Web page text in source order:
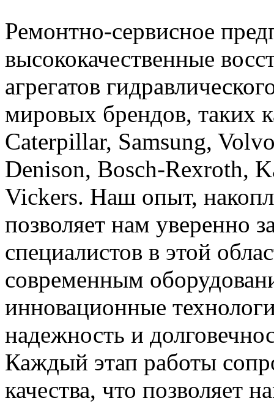
Ремонтно-сервисное
высококачественные
агрегатов
мировых брендов, таких
Caterpillar, Samsung,
Denison, Bosch-Rexroth,
Vickers. Наш опыт,
позволяет нам уверенно
специалистов в этой
современным
инновационные
надежность и
Каждый этап работы
качества, что позволяет